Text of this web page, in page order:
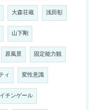
大森荘蔵 浅田彰
山下剛
原風景 固定能力観
ィ 変性意識
チンゲール